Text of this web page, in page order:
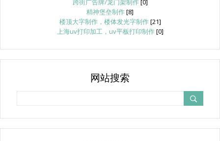
跨街广告牌/龙门架制作 [0]
精神堡垒制作[8]
楼顶大字制作，楼体发光字制作[21]
上海uv打印加工，uv平板打印制作[0]
网站搜索